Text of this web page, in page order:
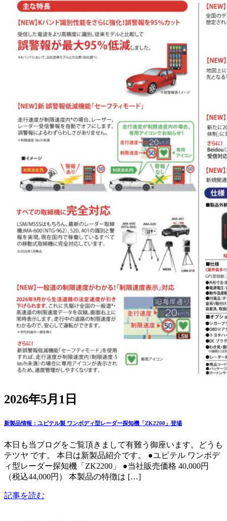
2026年5月1日
新製品情報：ユピテル製 ワンボディ型レーダー探知機「ZK2200」登場
本日も当ブログをご覧頂きまして有難う御座います。どうも
テツヤ です。 本日は新製品紹介です。 ●ユピテル ワンボデ
ィ型レーダー探知機「ZK2200」 ●当社販売価格 40,000円
（税込44,000円） 本製品の特徴は […]
記事を読む